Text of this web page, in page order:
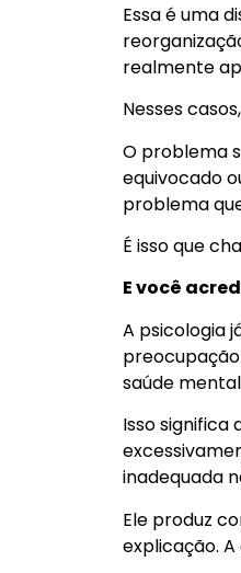
Essa é uma
realmente
Nesses
O problema
equivocado
problema
É isso que
E você
A psicologia
saúde
Isso significa
inadequada
Ele produz
explicação.